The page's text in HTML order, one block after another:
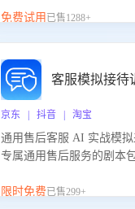
景提供强大的知识支持，
免费试用 已售1288+
客服模拟接待
京东 | 抖音 | 淘宝
通用售后客服 AI 实战模
专属通用售后服务的剧本
咨询等售后场景的应对要
限时免费已售299+